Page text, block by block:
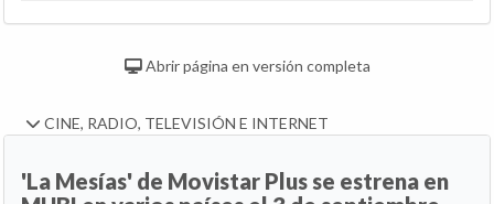
Abrir página en versión completa
CINE, RADIO, TELEVISIÓN E INTERNET
'La Mesías' de Movistar Plus se estrena en